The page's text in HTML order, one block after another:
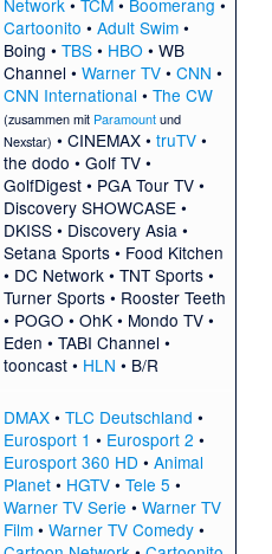
Network• TCM• Boomerang •
Cartoonito • Adult Swim•
Boing • TBS• HBO • WB
Channel • Warner TV• CNN •
CNN International • The CW
(zusammen mit Paramountund
Nexstar) • CINEMAX• truTV•
the dodo • Golf TV•
GolfDigest• PGA Tour TV•
Discovery SHOWCASE•
DKISS• Discovery Asia•
Setana Sports• Food Kitchen
• DC Network• TNT Sports•
Turner Sports• Rooster Teeth
• POGO • OhK• Mondo TV•
Eden • TABI Channel •
tooncast• HLN • B/R
DMAX• TLC Deutschland •
Eurosport 1 • Eurosport 2 •
Eurosport 360 HD • Animal
Planet• HGTV• Tele 5 •
Warner TV Serie • Warner TV
Film• Warner TV Comedy•